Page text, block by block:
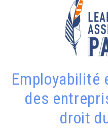
Employabilité
des
droit